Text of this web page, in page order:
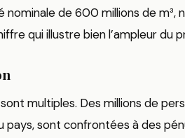
de 600 millions de m³,
qui illustre bien l’ampleur du
multiples. Des millions de
pays, sont confrontées à des